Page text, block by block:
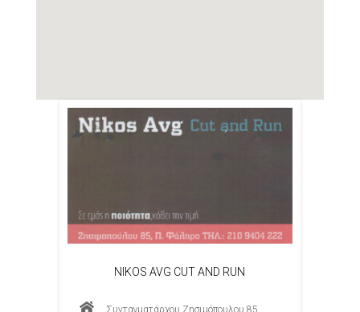
NIKOS AVG CUT AND RUN